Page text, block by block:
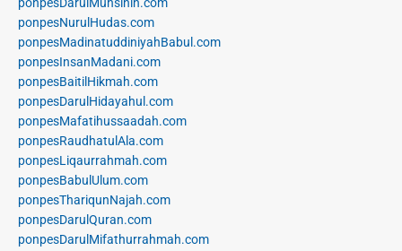
ponpesNurulHudas.com
ponpesMadinatuddiniyahBabul.com
ponpesInsanMadani.com
ponpesBaitilHikmah.com
ponpesDarulHidayahul.com
ponpesMafatihussaadah.com
ponpesRaudhatulAla.com
ponpesLiqaurrahmah.com
ponpesBabulUlum.com
ponpesThariqunNajah.com
ponpesDarulQuran.com
ponpesDarulMifathurrahmah.com